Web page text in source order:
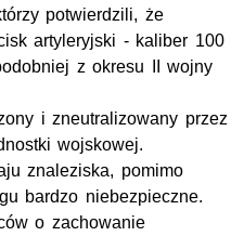
potwierdzili, że
artyleryjski - kaliber 100
z okresu II wojny
i zneutralizowany przez
wojskowej.
znaleziska, pomimo
bardzo niebezpieczne.
o zachowanie